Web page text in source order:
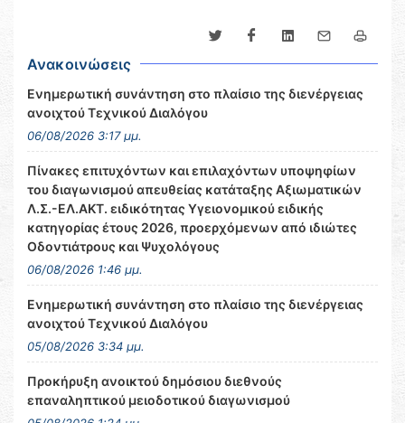
Ανακοινώσεις
Ενημερωτική συνάντηση στο πλαίσιο της διενέργειας
ανοιχτού Τεχνικού Διαλόγου
06/08/2026 3:17 μμ.
Πίνακες επιτυχόντων και επιλαχόντων υποψηφίων
του διαγωνισμού απευθείας κατάταξης Αξιωματικών
Λ.Σ.-ΕΛ.ΑΚΤ. ειδικότητας Υγειονομικού ειδικής
κατηγορίας έτους 2026, προερχόμενων από ιδιώτες
Οδοντιάτρους και Ψυχολόγους
06/08/2026 1:46 μμ.
Ενημερωτική συνάντηση στο πλαίσιο της διενέργειας
ανοιχτού Τεχνικού Διαλόγου
05/08/2026 3:34 μμ.
Προκήρυξη ανοικτού δημόσιου διεθνούς
επαναληπτικού μειοδοτικού διαγωνισμού